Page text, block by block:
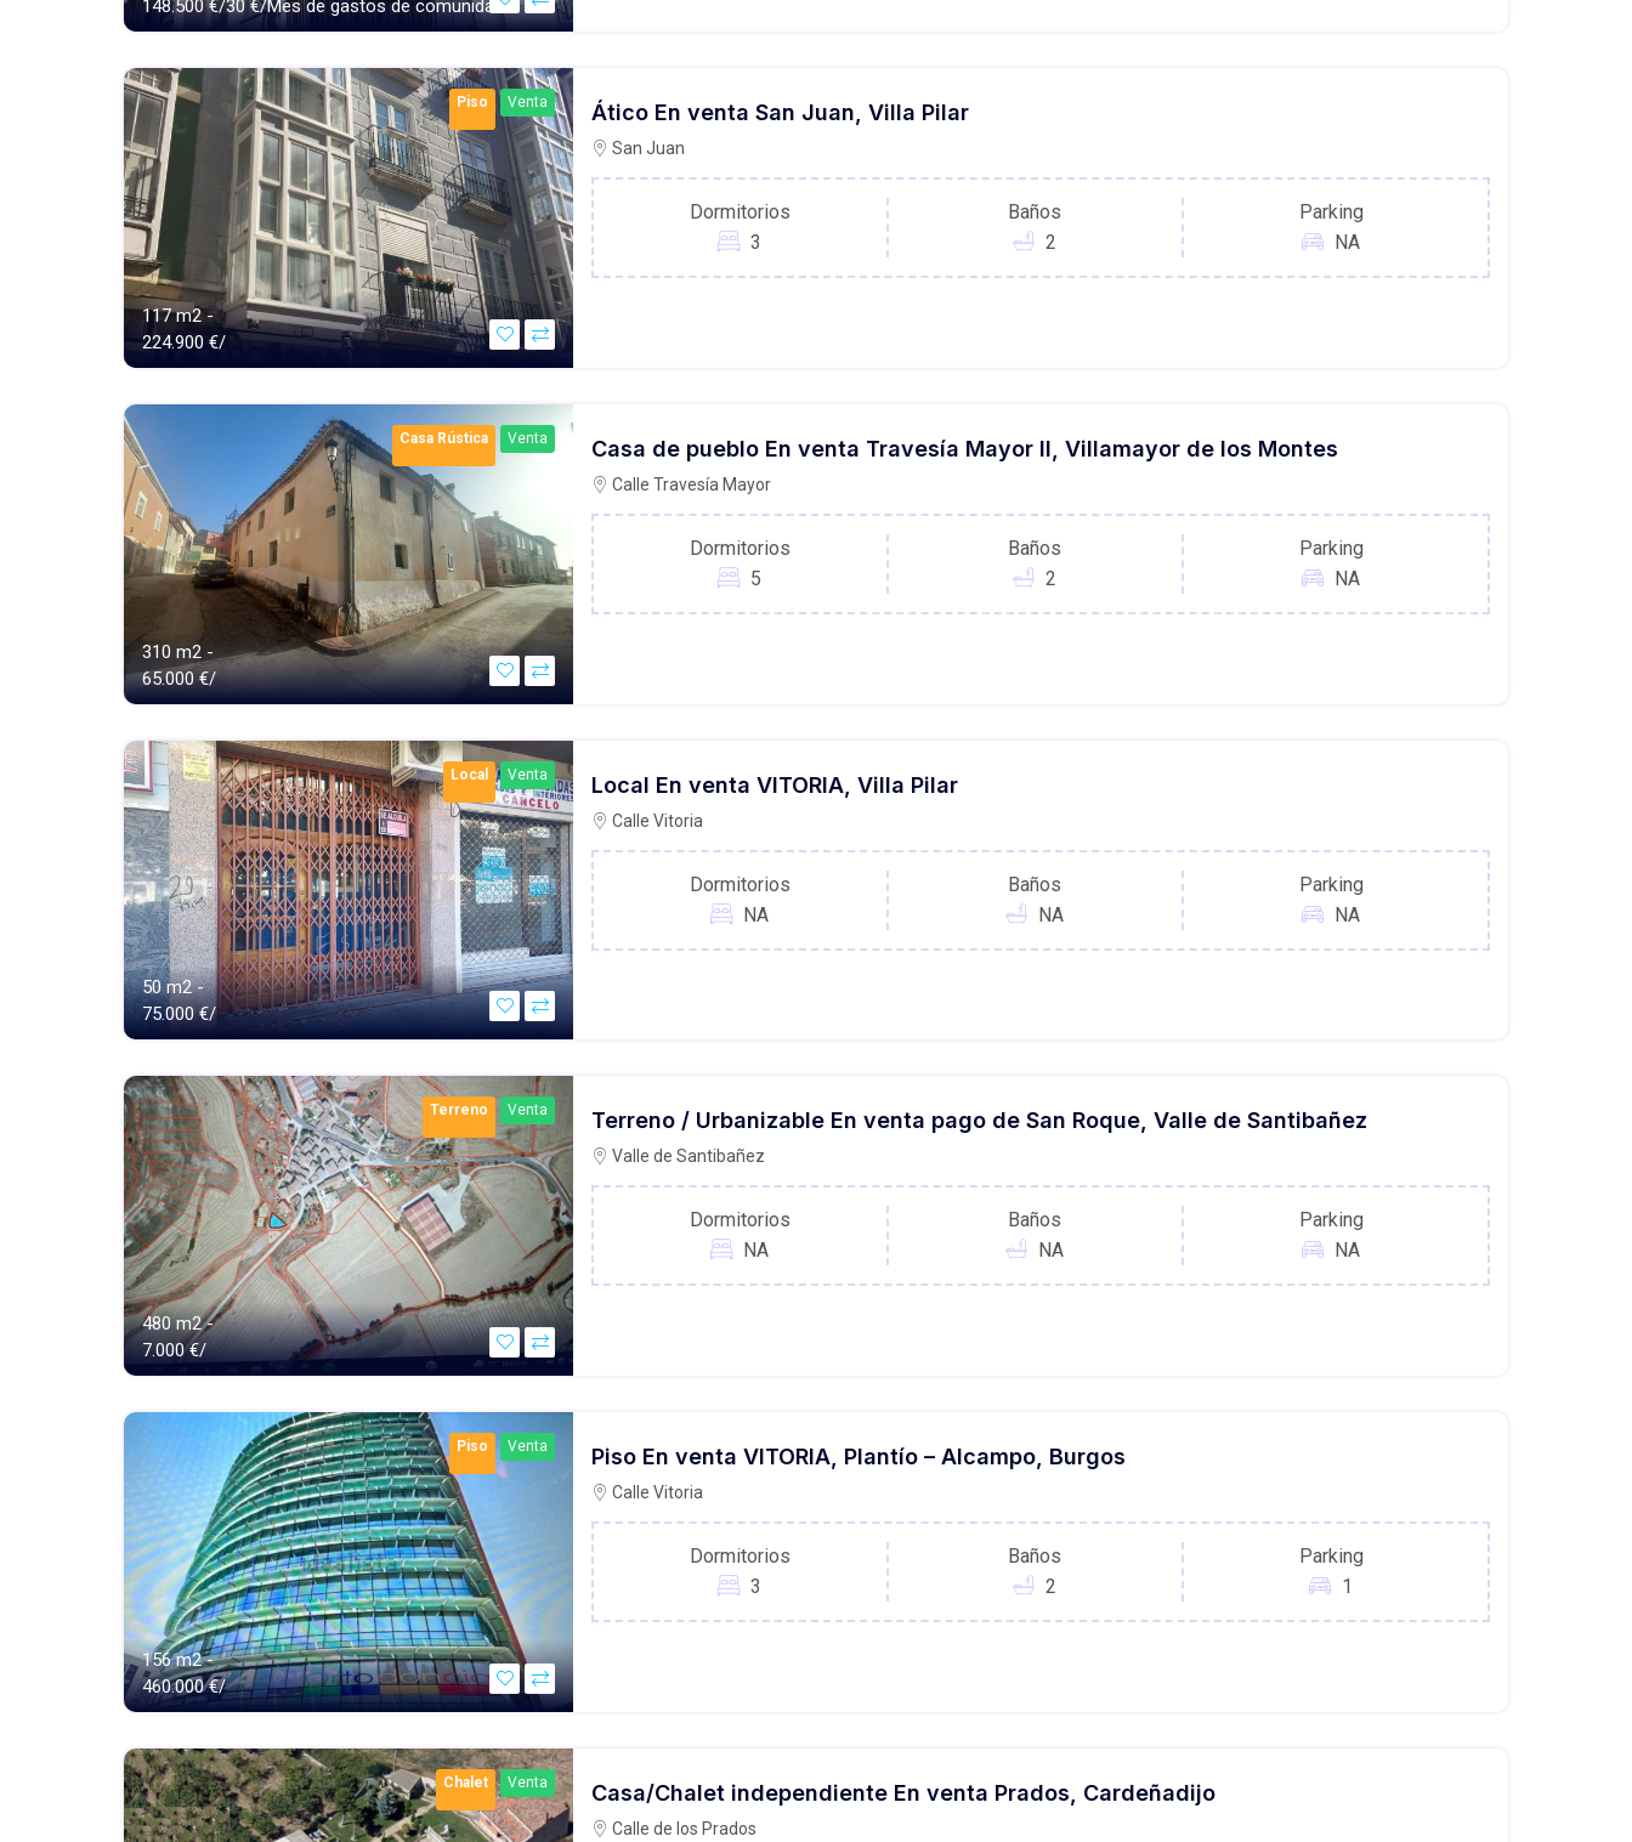
148.500 €/30 €/Mes de gastos de comunidad
Piso Venta
117 m2 -
224.900 €/
Ático En venta San Juan, Villa Pilar
San Juan
Dormitorios
3
Baños
2
Parking
NA
Casa Rústica Venta
310 m2 -
65.000 €/
Casa de pueblo En venta Travesía Mayor II, Villamayor de los Montes
Calle Travesía Mayor
Dormitorios
5
Baños
2
Parking
NA
Local Venta
50 m2 -
75.000 €/
Local En venta VITORIA, Villa Pilar
Calle Vitoria
Dormitorios
NA
Baños
NA
Parking
NA
Terreno Venta
480 m2 -
7.000 €/
Terreno / Urbanizable En venta pago de San Roque, Valle de Santibañez
Valle de Santibañez
Dormitorios
NA
Baños
NA
Parking
NA
Piso Venta
156 m2 -
460.000 €/
Piso En venta VITORIA, Plantío – Alcampo, Burgos
Calle Vitoria
Dormitorios
3
Baños
2
Parking
1
Chalet Venta Casa/Chalet independiente En venta Prados, Cardeñadijo
Calle de los Prados